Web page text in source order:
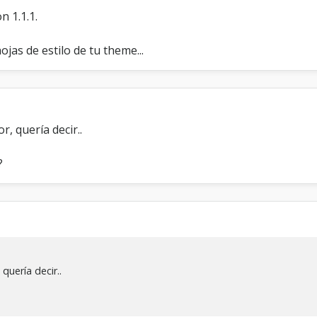
1.1.1.
de estilo de tu theme...
quería decir..
decir..